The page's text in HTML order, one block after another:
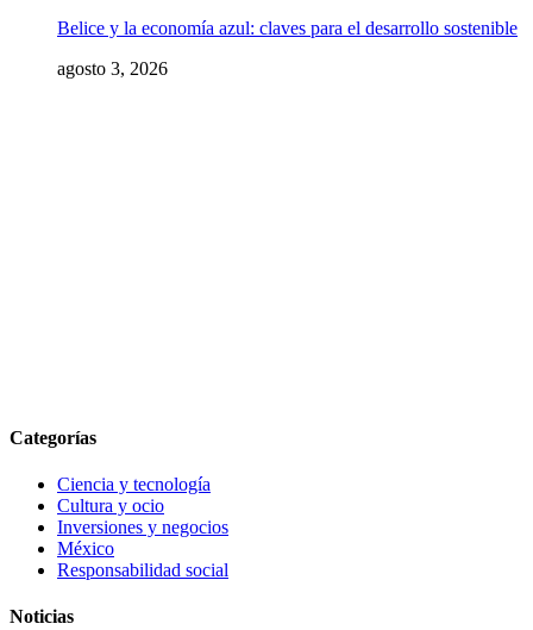
Belice y la economía azul: claves para el desarrollo sostenible
agosto 3, 2026
Categorías
Ciencia y tecnología
Cultura y ocio
Inversiones y negocios
México
Responsabilidad social
Noticias